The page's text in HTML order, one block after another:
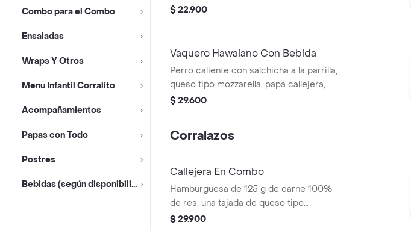
Combo para el Combo
Ensaladas
Wraps Y Otros
Menu Infantil Corralito
Acompañamientos
Papas con Todo
Postres
Bebidas (según disponibilidad)
salsa blanca, salsa de tomate y mostaza
$ 22.900
Vaquero Hawaiano Con Bebida
Perro caliente con salchicha a la parrilla,
queso tipo mozzarella, papa callejera,
piña, salsa blanca y salsa de tomate en
$ 29.600
Corralazos
Callejera En Combo
Hamburguesa de 125 g de carne 100%
de res, una tajada de queso tipo
mozzarella, papas callejera, salsa blanca,
$ 29.900